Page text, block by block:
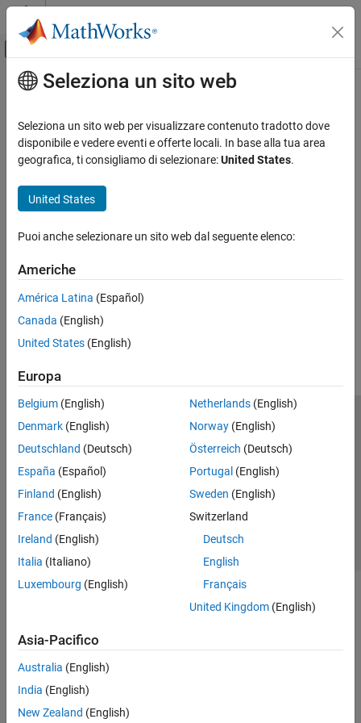
Vai al contenuto
Attiva/disattiva menu di navigazione
Pagina iniziale della documentazione
Contenuto principale
Seleziona un sito web
Seleziona un sito web per visualizzare contenuto tradotto dove
disponibile e vedere eventi e offerte locali. In base alla tua area
geografica, ti consigliamo di selezionare:United States.
United States
Puoi anche selezionare un sito web dal seguente elenco:
Americhe
América Latina (Español)
Canada (English)
United States (English)
Europa
Belgium (English)
Denmark (English)
Deutschland (Deutsch)
España (Español)
Finland (English)
France (Français)
Ireland (English)
Italia (Italiano)
Luxembourg (English)
Netherlands(English)
Norway(English)
Österreich (Deutsch)
Portugal (English)
Sweden (English)
Switzerland
Deutsch
English
Français
United Kingdom(English)
Asia-Pacifico
Australia (English)
India (English)
New Zealand (English)
Centro di fiducia
Informativa sulla privacy
Antipirateria
Stato dell'applicazione
Contatti
© 1994-2026 The MathWorks, Inc.